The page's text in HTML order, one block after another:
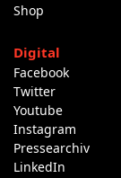
Shop
Digital
Facebook
Twitter
Youtube
Instagram
Pressearchiv
LinkedIn